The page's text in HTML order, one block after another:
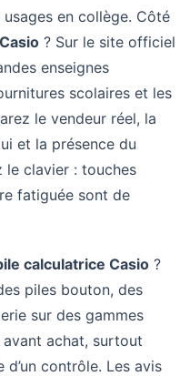
en collège. Côté
? Sur le site officiel
enseignes
scolaires et les
le vendeur réel, la
et la présence du
le clavier : touches
fatiguée sont de
calculatrice Casio ?
piles bouton, des
sur des gammes
achat, surtout
contrôle. Les avis